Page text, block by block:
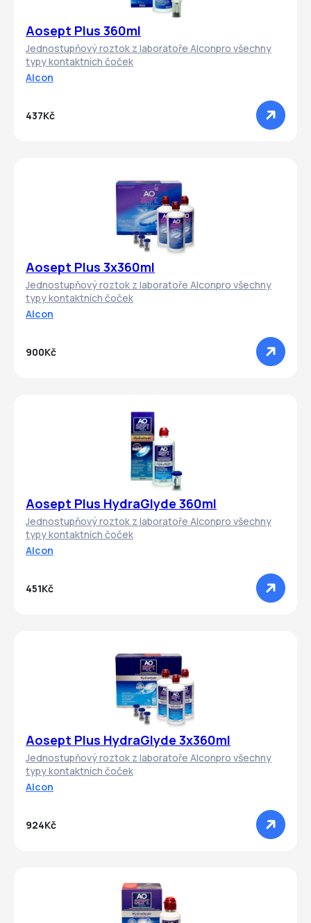
Aosept Plus 360ml
Jednostupňový roztok z laboratoře Alconpro všechny
typy kontaktních čoček
Alcon
437Kč
Aosept Plus 3x360ml
Jednostupňový roztok z laboratoře Alconpro všechny
typy kontaktních čoček
Alcon
900Kč
Aosept Plus HydraGlyde 360ml
Jednostupňový roztok z laboratoře Alconpro všechny
typy kontaktních čoček
Alcon
451Kč
Aosept Plus HydraGlyde 3x360ml
Jednostupňový roztok z laboratoře Alconpro všechny
typy kontaktních čoček
Alcon
924Kč